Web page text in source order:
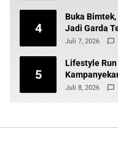
4
Buka
Jadi Garda
Juli 7, 2026
5
Lifestyle Run
Juli 8, 2026